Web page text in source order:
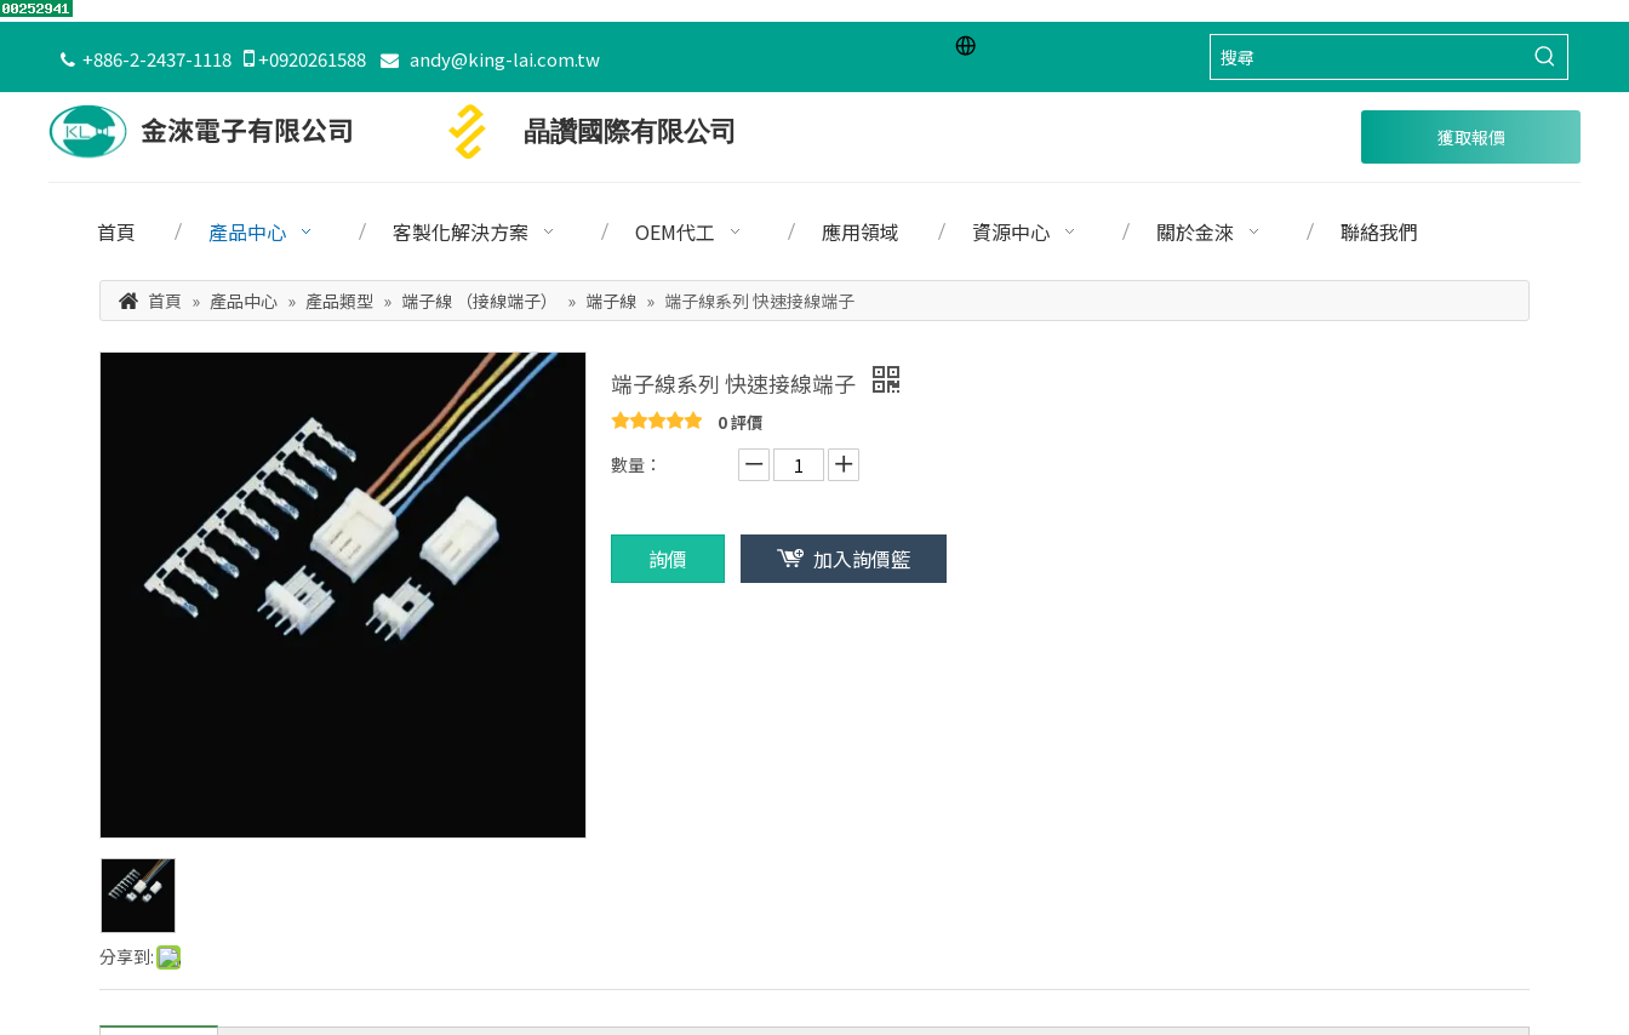
 +886-2-2437-1118 +0920261588  andy@king-lai.com.tw
獲取報價
首頁 產品中心 客製化解決方案 OEM代工 應用領域 資源中心 關於金淶 聯絡我們
首頁 » 產品中心 » 產品類型 » 端子線 （接線端子） » 端子線 » 端子線系列 快速接線端子
分享到:
端子線系列 快速接線端子
0 評價
數量：
詢價 加入詢價籃